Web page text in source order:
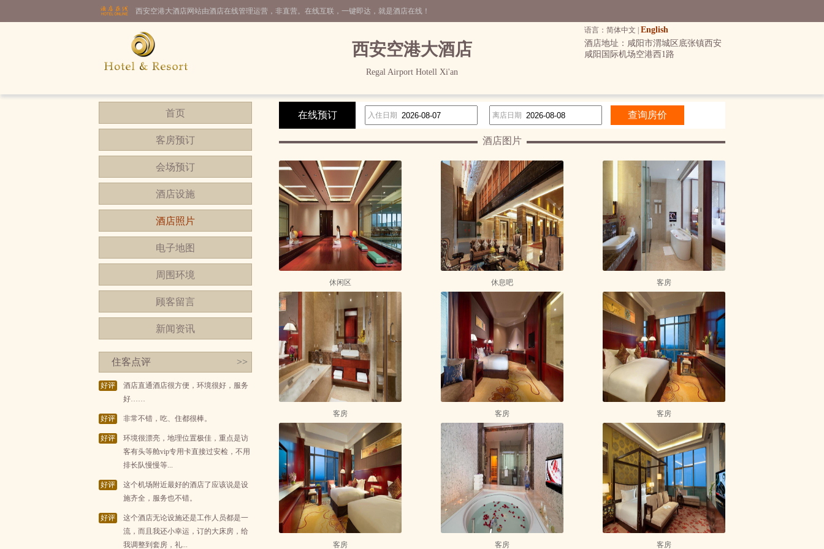
西安空港大酒店网站由酒店在线管理运营，非直营。在线互联，一键即达，就是酒店在线！
语言：简体中文 | English
西安空港大酒店
Regal Airport Hotell Xi'an
酒店地址：咸阳市渭城区底张镇西安
咸阳国际机场空港西1路
首页
客房预订
会场预订
酒店设施
酒店照片
电子地图
周围环境
顾客留言
新闻资讯
住客点评 >>
好评
酒店直通酒店很方便，环境很好，服务
好……
好评 非常不错，吃、住都很棒。
好评
环境很漂亮，地理位置极佳，重点是访
客有头等舱vip专用卡直接过安检，不用
排长队慢慢等...
好评
这个机场附近最好的酒店了应该说是设
施齐全，服务也不错。
好评
这个酒店无论设施还是工作人员都是一
流，而且我还小幸运，订的大床房，给
我调整到套房，礼...
在线预订 入住日期 离店日期
酒店图片
休闲区 休息吧 客房
客房 客房 客房
客房 客房 客房